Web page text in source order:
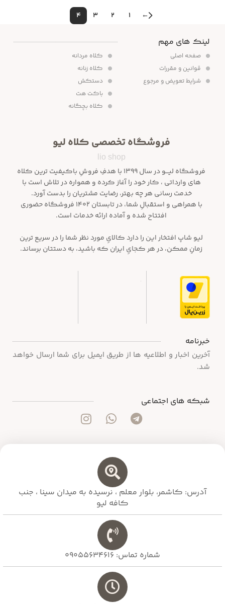
←
1
2
3
4
لینک های مهم
صفحه اصلی
قوانین و مقررات
شرایط تعویض و مرجوع
کلاه مردانه
کلاه زنانه
دستکش
باکت هت
کلاه بچگانه
فروشگاه تخصصی کلاه لیو
lio shop
فروشگاه لیـــو در سال ۱۳۹۹ با هدفِ فروشِ باکیفیت ترین کلاه
های وارداتی ، کار خود را آغاز کرده و همواره در تلاش است با
خدمت رسانی هر چه بهتر، رضایت مشتریان را بدست آورد.
با همراهی و استقبالِ شما، در تابستان ۱۴۰۲ فروشگاه حضوری
افتتاح شده و آماده ارائه خدمات است.
لیو شاپ افتخار این را دارد کالایِ مورد نظر شما را در سریع ترین
زمانِ ممکن، در هر کجایِ ایران که باشید، به دستتان برساند.
خبرنامه
آخرین اخبار و اطلاعیه ها از طریق ایمیل برای شما ارسال خواهد
شد.
شبکه های اجتماعی
آدرس: کاشمر، بلوار معلم ،‌ نرسیده به میدان سینا ، جنب
کافه لیو
شماره تماس: 09055634616